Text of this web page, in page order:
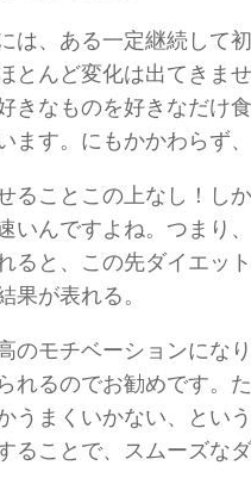
は、ある一定継続して
とんど変化は出てきま
きなものを好きなだけ
ます。にもかかわらず
ることこの上なし！し
いんですよね。つまり
ると、この先ダイエッ
果が表れる。
のモチベーションにな
れるのでお勧めです。
うまくいかない、とい
ることで、スムーズな